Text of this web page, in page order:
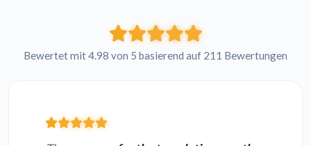
Bewertet mit 4.98 von 5 basierend auf 211 Bewertungen